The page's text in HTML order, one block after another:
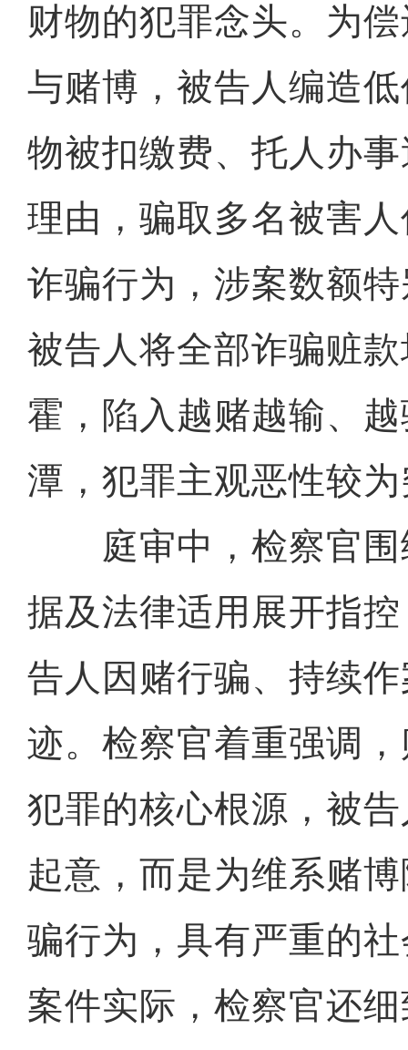
财物的犯罪念头。为
与赌博，被告人编造
物被扣缴费、托人办
理由，骗取多名被害
诈骗行为，涉案数额
被告人将全部诈骗赃
霍，陷入越赌越输、
潭，犯罪主观恶性较
庭审中，检察官围
据及法律适用展开指
告人因赌行骗、持续
迹。检察官着重强调
犯罪的核心根源，被
起意，而是为维系赌
骗行为，具有严重的
案件实际，检察官还